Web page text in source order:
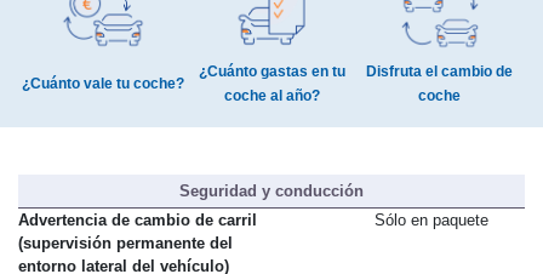
¿Cuánto gastas en tu
Disfruta el cambio de
Seguridad y conducción
Advertencia de cambio de carril
(supervisión permanente del